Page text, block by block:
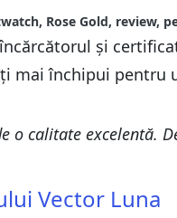
Rose Gold, review,
și
mai închipui
calitate excelentă.
Vector Luna